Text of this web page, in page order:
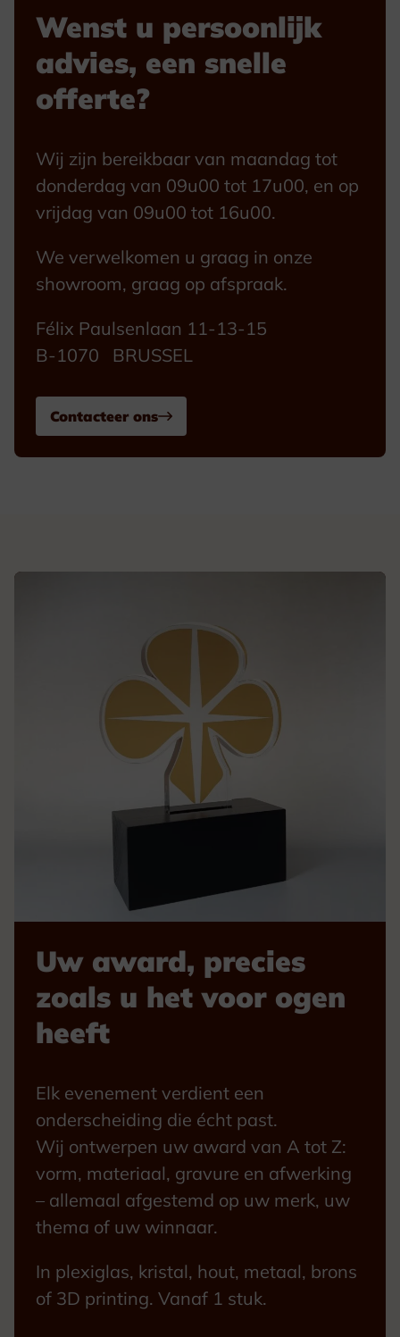
Wenst u persoonlijk
advies, een snelle
offerte?
Wij zijn bereikbaar van maandag tot
donderdag van 09u00 tot 17u00, en op
vrijdag van 09u00 tot 16u00.
We verwelkomen u graag in onze
showroom, graag op afspraak.
Félix Paulsenlaan 11-13-15
B-1070 BRUSSEL
Contacteer ons
Uw award, precies
zoals u het voor ogen
heeft
Elk evenement verdient een
onderscheiding die écht past.
Wij ontwerpen uw award van A tot Z:
vorm, materiaal, gravure en afwerking
– allemaal afgestemd op uw merk, uw
thema of uw winnaar.
In plexiglas, kristal, hout, metaal, brons
of 3D printing. Vanaf 1 stuk.